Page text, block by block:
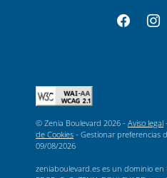
© Zenia Boulevard 2026 - Aviso legal -
de Cookies - Gestionar preferencias
09/08/2026
zeniaboulevard.es es un dominio